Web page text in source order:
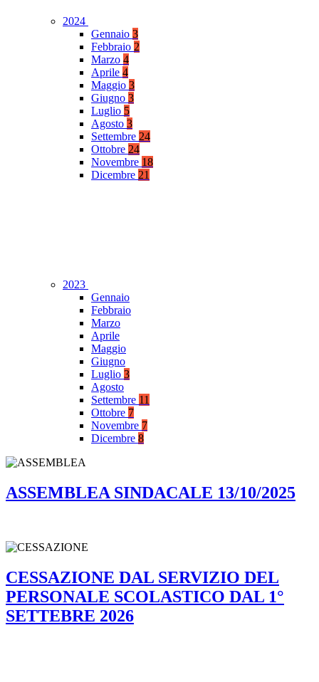
2024
Gennaio 3
Febbraio 2
Marzo 4
Aprile 4
Maggio 3
Giugno 3
Luglio 5
Agosto 3
Settembre 24
Ottobre 24
Novembre 18
Dicembre 21
2023
Gennaio
Febbraio
Marzo
Aprile
Maggio
Giugno
Luglio 3
Agosto
Settembre 11
Ottobre 7
Novembre 7
Dicembre 8
ASSEMBLEA SINDACALE 13/10/2025
CESSAZIONE DAL SERVIZIO DEL
PERSONALE SCOLASTICO DAL 1°
SETTEBRE 2026